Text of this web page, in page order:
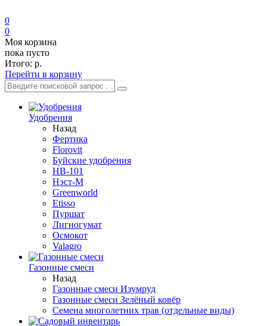
0
0
Моя корзина
пока пусто
Итого: р.
Перейти в корзину
Удобрения
Назад
Фертика
Florovit
Буйские удобрения
HB-101
Нэст-М
Greenworld
Etisso
Пуршат
Лигногумат
Осмокот
Valagro
Газонные смеси
Назад
Газонные смеси Изумруд
Газонные смеси Зелёный ковёр
Семена многолетних трав (отдельные виды)